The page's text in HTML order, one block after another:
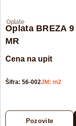
Oplate
Oplata BREZA
MR
Cena na upit
Šifra: 56-002JM: m2
Pozovite